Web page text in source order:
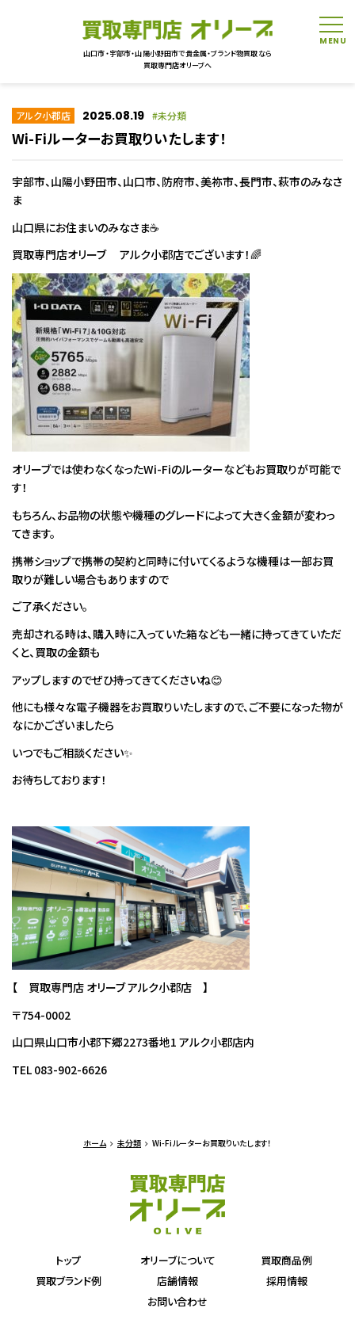
山口市・宇部市・山陽小野田市で貴金属・ブランド物買取なら
買取専門店オリーブへ
アルク小郡店 2025.08.19 未分類
Wi-Fiルーターお買取りいたします！
宇部市、山陽小野田市、山口市、防府市、美祢市、長門市、萩市のみなさ
ま
山口県にお住まいのみなさま☕
買取専門店オリーブ アルク小郡店でございます！🌈
オリーブでは使わなくなったWi-Fiのルーターなどもお買取りが可能で
す！
もちろん、お品物の状態や機種のグレードによって大きく金額が変わっ
てきます。
携帯ショップで携帯の契約と同時に付いてくるような機種は一部お買
取りが難しい場合もありますので
ご了承ください。
売却される時は、購入時に入っていた箱なども一緒に持ってきていただ
くと、買取の金額も
アップしますのでぜひ持ってきてくださいね😊
他にも様々な電子機器をお買取りいたしますので、ご不要になった物が
なにかございましたら
いつでもご相談ください✨
お待ちしております！
【 買取専門店 オリーブ アルク小郡店 】
〒754-0002
山口県山口市小郡下郷2273番地1 アルク小郡店内
TEL 083-902-6626
ホーム 未分類 Wi-Fiルーターお買取りいたします！
トップ オリーブについて
買取商品例
買取ブランド例
店舗情報
採用情報
お問い合わせ